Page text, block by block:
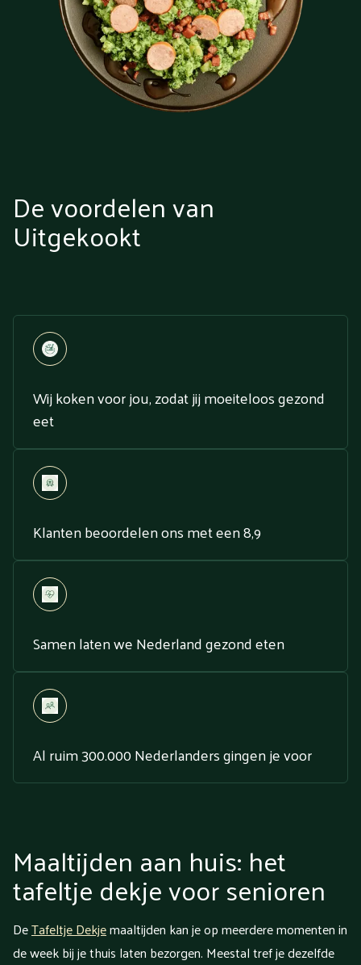
De voordelen van
Uitgekookt
Wij koken voor jou, zodat jij moeiteloos gezond
eet
Klanten beoordelen ons met een 8,9
Samen laten we Nederland gezond eten
Al ruim 300.000 Nederlanders gingen je voor
Maaltijden aan huis: het
tafeltje dekje voor senioren
DeTafeltje Dekjemaaltijden kan je op meerdere momenten in
de week bij je thuis laten bezorgen. Meestal tref je dezelfde